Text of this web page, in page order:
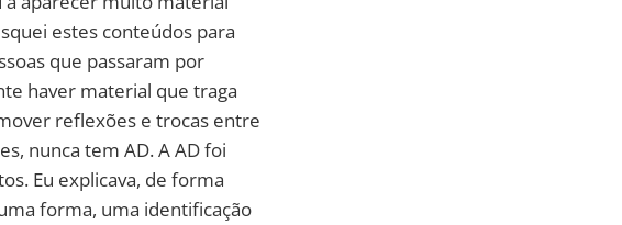
estes conteúdos para
que passaram por
haver material que traga
reflexões e trocas entre
nunca tem AD. A AD foi
Eu explicava, de forma
forma, uma identificação